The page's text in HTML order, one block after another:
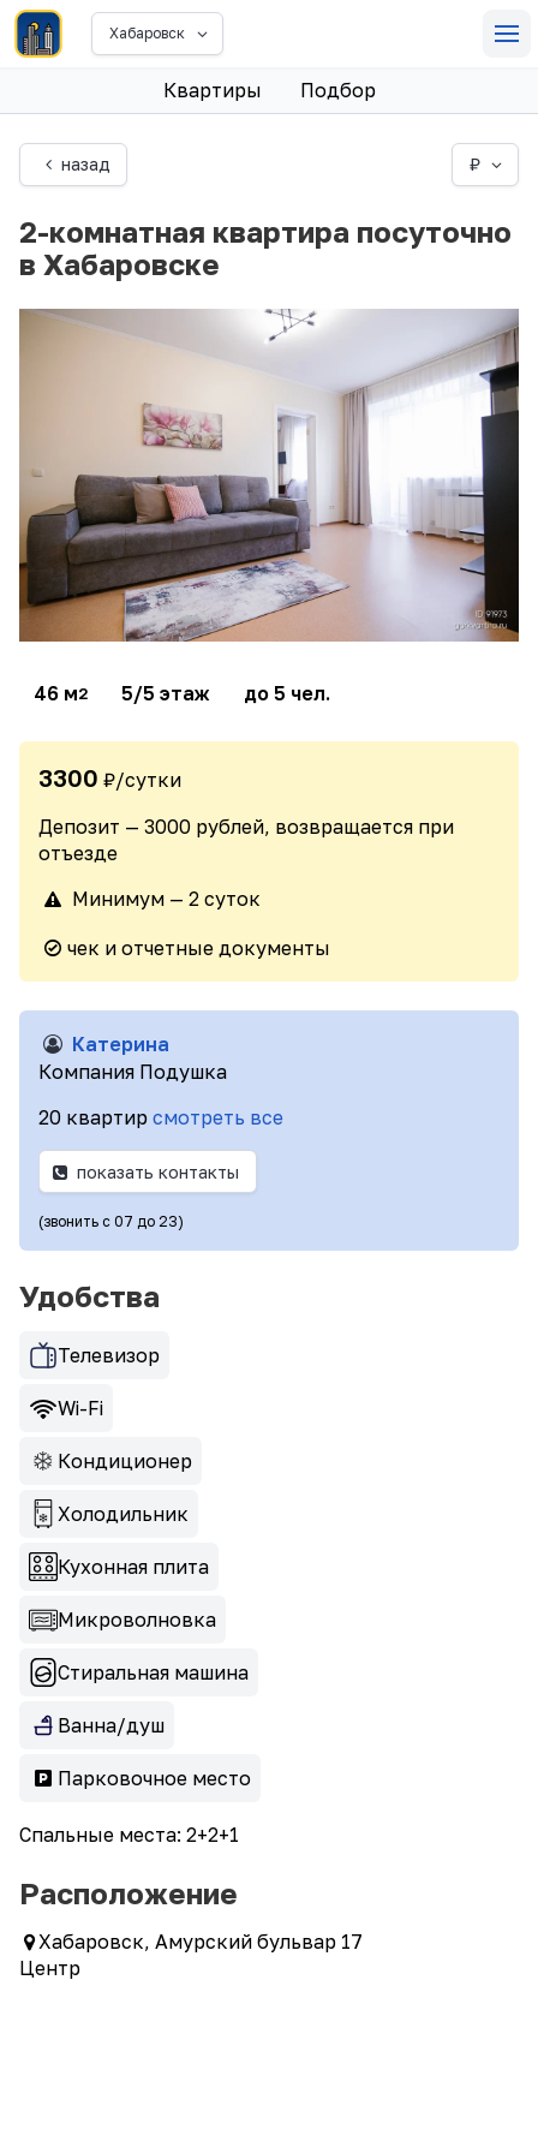
Хабаровск
Квартиры Подбор
назад ₽
2-комнатная квартира посуточно
в Хабаровске
46 м2 5/5 этаж до 5 чел.
3300 ₽/сутки
Депозит — 3000 рублей, возвращается при
отъезде
Минимум — 2 суток
чек и отчетные документы
Катерина
Компания Подушка
20 квартир смотреть все
показать контакты
(звонить с 07 до 23)
Удобства
Телевизор
Wi-Fi
Кондиционер
Холодильник
Кухонная плита
Микроволновка
Стиральная машина
Ванна/душ
Парковочное место
Спальные места: 2+2+1
Расположение
Хабаровск, Амурский бульвар 17
Центр